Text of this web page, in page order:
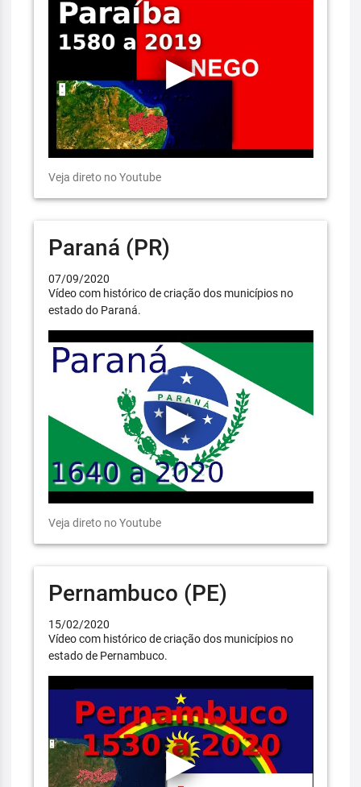
Veja direto no Youtube
Paraná (PR)
07/09/2020
Vídeo com histórico de criação dos municípios no
estado do Paraná.
Veja direto no Youtube
Pernambuco (PE)
15/02/2020
Vídeo com histórico de criação dos municípios no
estado de Pernambuco.